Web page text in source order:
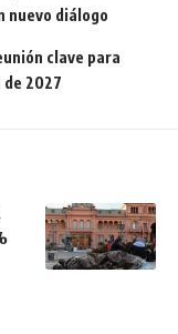
nuevo diálogo
clave para
2027